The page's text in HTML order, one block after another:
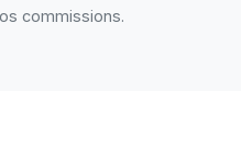
commissions.